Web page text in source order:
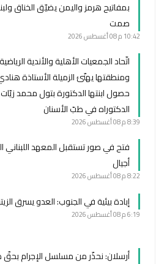
بمفاتيح هرمز واليمن يضيّق الخناق
صمت
10:42 م 08 أغسطس 2026
اتّحاد الجمعيات الأهلية والأندية
ومنطقتها يهنّئ الزميلة الأستاذة
حصول ابنتها الدكتورة بتول محمد
الدكتوراه في طبّ الأسنان
8:39 م 08 أغسطس 2026
فتح في صور تستقبل المعهد اللبناني
أجيال
8:22 م 08 أغسطس 2026
إبادة بيئية في الجنوب: العدو يسرق
6:19 م 08 أغسطس 2026
أرسلان: نحذّر من مسلسل الإجرام بحقّ